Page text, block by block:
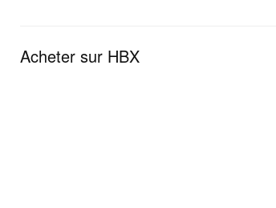
Acheter sur HBX